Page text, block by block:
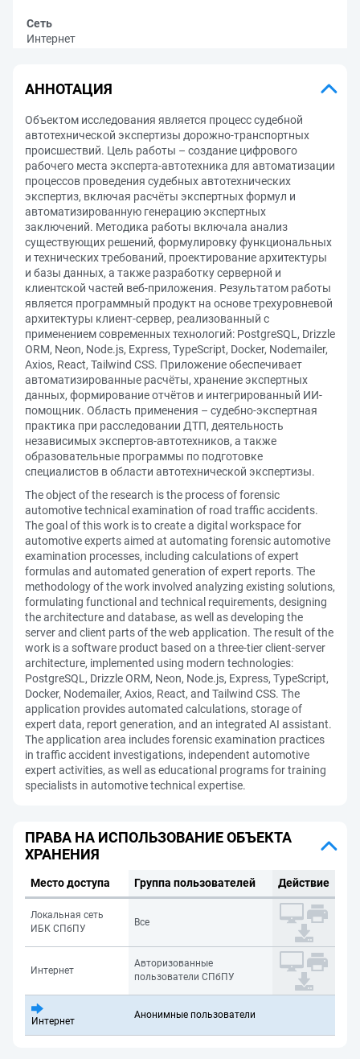
Сеть
Интернет
АННОТАЦИЯ
Объектом исследования является процесс судебной
автотехнической экспер­тизы дорожно-транспортных
происшествий. Цель работы – создание цифрового
рабочего места эксперта-автотехника для автоматизации
процессов проведения судебных автотехнических
экспертиз, включая расчёты экспертных формул и
автоматизированную генерацию экспертных
заключений. Методика работы включала анализ
существующих решений, формулировку функциональных
и технических требований, проектирование архитектуры
и базы данных, а также разработку серверной и
клиентской частей веб-приложения. Результатом работы
является программный продукт на основе трехуровневой
архитектуры клиент-сервер, реа­лизованный с
применением современных технологий: PostgreSQL, Drizzle
ORM, Neon, Node.js, Express, TypeScript, Docker, Nodemailer,
Axios, React, Tailwind CSS. Приложение обеспечивает
автоматизированные расчёты, хранение экспертных
данных, формирование отчётов и интегрированный ИИ-
помощник. Область при­менения – судебно-экспертная
практика при расследовании ДТП, деятельность
независимых экспертов-автотехников, а также
образовательные программы по подготовке
специалистов в области автотехнической экспертизы.
The object of the research is the process of forensic
automotive technical examination of road traffic accidents.
The goal of this work is to create a digital workspace for
automotive experts aimed at automating forensic automotive
examination processes, including calculations of expert
formulas and automated generation of expert reports. The
methodology of the work involved analyzing existing solutions,
formulating functional and technical requirements, designing
the architecture and database, as well as developing the
server and client parts of the web application. The result of the
work is a software product based on a three-tier client-server
architecture, implemented using modern technologies:
PostgreSQL, Drizzle ORM, Neon, Node.js, Express, TypeScript,
Docker, Nodemailer, Axios, React, and Tailwind CSS. The
application provides automated calculations, storage of
expert data, report generation, and an integrated AI assistant.
The application area includes forensic examination practices
in traffic accident investigations, independent automotive
expert activities, as well as educational programs for training
specialists in automotive technical expertise.
ПРАВА НА ИСПОЛЬЗОВАНИЕ ОБЪЕКТА
ХРАНЕНИЯ
Место доступа Группа пользователей Действие
Локальная сеть
ИБК СПбПУ
Все
Интернет
Авторизованные
пользователи СПбПУ
Интернет
Анонимные пользователи